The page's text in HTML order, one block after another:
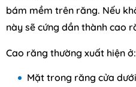
bám mềm trên răng. Nếu
này sẽ cứng dần thành cao
Cao răng thường xuất hiện ở:
Mặt trong răng cửa dưới